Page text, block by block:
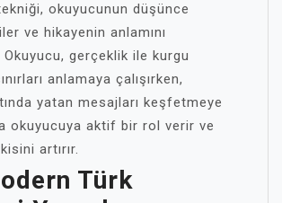
okuyucunun düşünce
ve hikayenin anlamını
gerçeklik ile kurgu
anlamaya çalışırken,
yatan mesajları keşfetmeye
okuyucuya aktif bir rol verir ve
artırır.
Türk